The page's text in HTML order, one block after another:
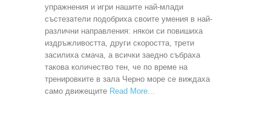
упражнения и игри нашите най-млади
състезатели подобриха своите умения в най-
различни направления: някои си повишиха
издръжливостта, други скоростта, трети
засилиха смача, а всички заедно събраха
такова количество тен, че по време на
тренировките в зала Черно море се виждаха
само движещите Read More